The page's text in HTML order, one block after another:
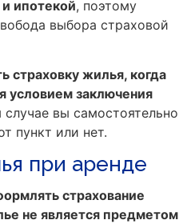
ипотекой, поэтому
выбора страховой
страховку жилья, когда
условием заключения
вы самостоятельно
пункт или нет.
при аренде
страхование
не является предметом